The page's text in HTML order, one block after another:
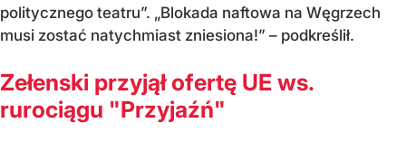
politycznego teatru”. „Blokada naftowa na Węgrzech
musi zostać natychmiast zniesiona!” – podkreślił.
Zełenski przyjął ofertę UE ws.
rurociągu "Przyjaźń"